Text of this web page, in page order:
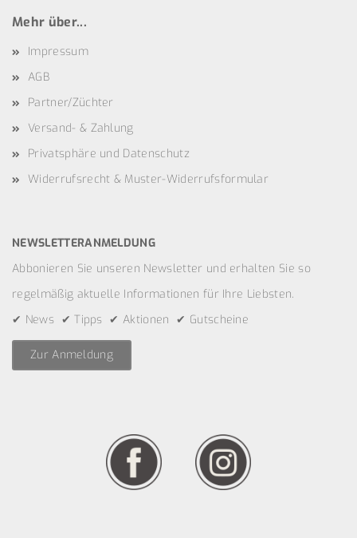
Mehr über...
Impressum
AGB
Partner/Züchter
Versand- & Zahlung
Privatsphäre und Datenschutz
Widerrufsrecht & Muster-Widerrufsformular
NEWSLETTERANMELDUNG
Abbonieren Sie unseren Newsletter und erhalten Sie so
regelmäßig aktuelle Informationen für Ihre Liebsten.
✔ News ✔ Tipps ✔ Aktionen ✔ Gutscheine
Zur Anmeldung